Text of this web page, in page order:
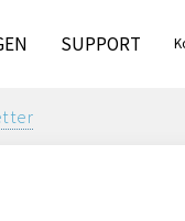
SUPPORT